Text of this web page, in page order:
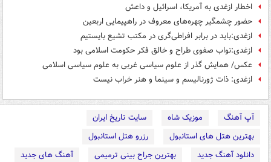
اخطار ازغدی به آمریکا، اسرائیل و داعش
حضور چشمگیر چهره‌های معروف در راهپیمایی اربعین
ازغدی:باید در برابر افراطی‌گری در مکتب تشیع بایستیم
ازغدی:نواب صفوی طراح و خالق فکر حکومت اسلامی بود
عکس/ همایش گذر از علوم سیاسی غربی به علوم سیاسی اسلامی
ازغدی: ذات ژورنالیسم و سینما و هنر خراب نیست
آپ آهنگ موزیک شاه
سایت تاریخ ایران
بهترین هتل های استانبول
رزرو هتل استانبول
دانلود آهنگ جدید
بهترین جراح بینی ترمیمی
آهنگ های جدید